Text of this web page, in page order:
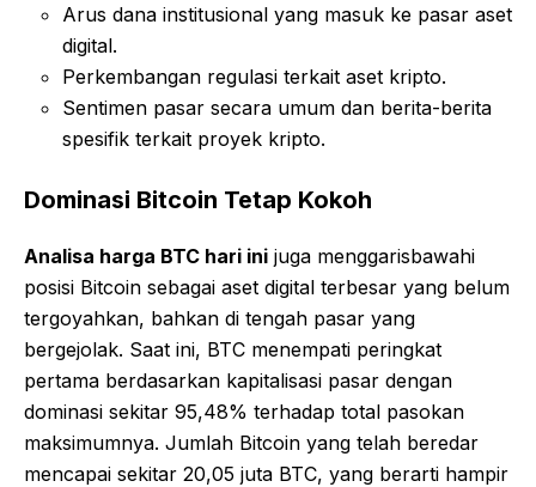
Arus dana institusional yang masuk ke pasar aset
digital.
Perkembangan regulasi terkait aset kripto.
Sentimen pasar secara umum dan berita-berita
spesifik terkait proyek kripto.
Dominasi Bitcoin Tetap Kokoh
Analisa harga BTC hari ini juga menggarisbawahi
posisi Bitcoin sebagai aset digital terbesar yang belum
tergoyahkan, bahkan di tengah pasar yang
bergejolak. Saat ini, BTC menempati peringkat
pertama berdasarkan kapitalisasi pasar dengan
dominasi sekitar 95,48% terhadap total pasokan
maksimumnya. Jumlah Bitcoin yang telah beredar
mencapai sekitar 20,05 juta BTC, yang berarti hampir